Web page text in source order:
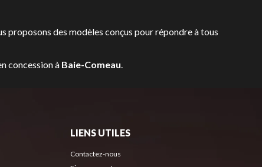
proposons des modèles conçus pour répondre à tous
concession à Baie-Comeau
LIENS UTILES
Contactez-nous